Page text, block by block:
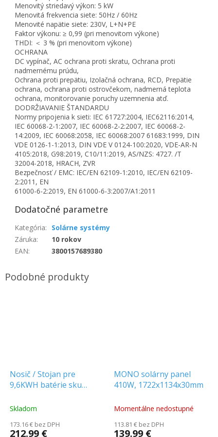
Menovitý striedavý výkon: 5 kW
Menovitá frekvencia siete: 50Hz / 60Hz
Menovité napätie siete: 230V, L+N+PE
Faktor výkonu: ≥ 0,99 (pri menovitom výkone)
THDI: ＜ 3 % (pri menovitom výkone)
OCHRANA
DC vypínač, AC ochrana proti skratu, Ochrana proti
nadmernému prúdu,
Ochrana proti prepätiu, Izolačná ochrana, RCD, Prepätie
ochrana, ochrana proti ostrovčekom, nadmerná teplota
ochrana, monitorovanie poruchy uzemnenia atď.
DODRŽIAVANIE ŠTANDARDU
Normy pripojenia k sieti: IEC 61727:2004, IEC62116:2014,
IEC 60068-2-1:2007, IEC 60068-2-2:2007, IEC 60068-2-
14:2009, IEC 60068:2058, IEC 60068:2007 61683:1999, DIN
VDE 0126-1-1:2013, DIN VDE V 0124-100:2020, VDE-AR-N
4105:2018, G98:2019, C10/11:2019, AS/NZS: 4727. /T
32004-2018, HRACH, ZVR
Bezpečnosť / EMC: IEC/EN 62109-1:2010, IEC/EN 62109-
2:2011, EN
61000-6-2:2019, EN 61000-6-3:2007/A1:2011
Dodatočné parametre
Kategória:
Solárne systémy
Záruka:
10 rokov
EAN: 3800157689380
Nosič / Stojan pre
9,6KWH batérie sku
Skladom
173.16 € bez DPH
212.99 €
MONO solárny panel
410W, 1722x1134x30mm
Momentálne nedostupné
113.81 € bez DPH
139.99 €